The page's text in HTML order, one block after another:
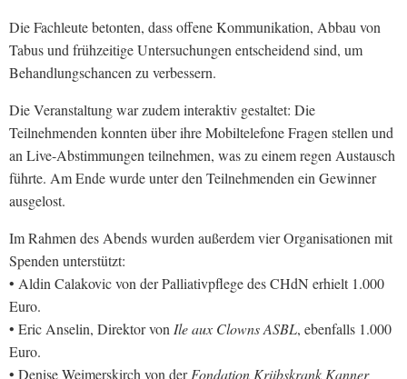
Die Fachleute betonten, dass offene Kommunikation, Abbau von
Tabus und frühzeitige Untersuchungen entscheidend sind, um
Behandlungschancen zu verbessern.
Die Veranstaltung war zudem interaktiv gestaltet: Die
Teilnehmenden konnten über ihre Mobiltelefone Fragen stellen und
an Live-Abstimmungen teilnehmen, was zu einem regen Austausch
führte. Am Ende wurde unter den Teilnehmenden ein Gewinner
ausgelost.
Im Rahmen des Abends wurden außerdem vier Organisationen mit
Spenden unterstützt:
• Aldin Calakovic von der Palliativpflege des CHdN erhielt 1.000
Euro.
• Eric Anselin, Direktor von Ile aux Clowns ASBL, ebenfalls 1.000
Euro.
• Denise Weimerskirch von derFondation Kriibskrank Kanner